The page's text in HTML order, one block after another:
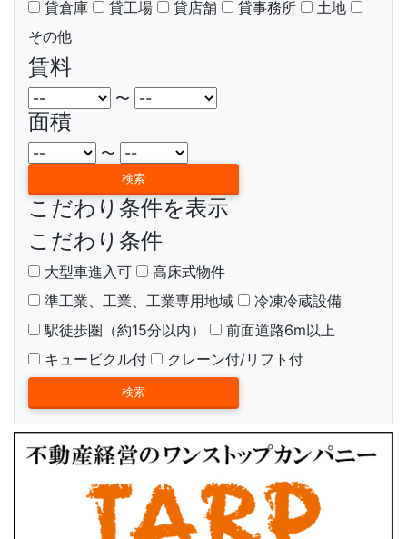
貸倉庫 貸工場 貸店舗 貸事務所
土地
その他
賃料
〜
面積
〜
こだわり条件を表示
こだわり条件
大型車進入可
高床式物件
準工業、工業、工業専用地域
冷凍冷蔵設備
駅徒歩圏（約15分以内）
前面道路6m以上
キュービクル付
クレーン付/リフト付